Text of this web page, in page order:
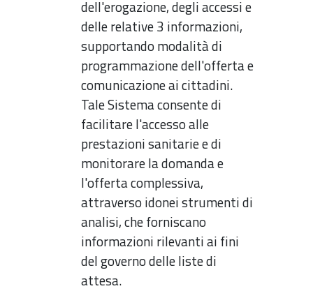
dell'erogazione, degli accessi e
delle relative 3 informazioni,
supportando modalità di
programmazione dell'offerta e
comunicazione ai cittadini.
Tale Sistema consente di
facilitare l'accesso alle
prestazioni sanitarie e di
monitorare la domanda e
l'offerta complessiva,
attraverso idonei strumenti di
analisi, che forniscano
informazioni rilevanti ai fini
del governo delle liste di
attesa.